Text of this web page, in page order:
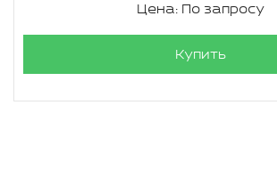
Цена: По запросу
Купить